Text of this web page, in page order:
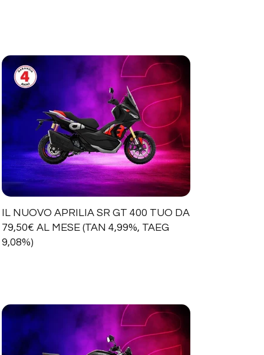
IL NUOVO APRILIA SR GT 400 TUO DA
79,50€ AL MESE (TAN 4,99%, TAEG
9,08%)